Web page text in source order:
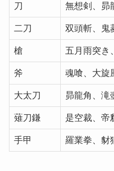
刀 無想剣、昴
二刀 双頭斬、鬼
槍 五月雨突き
斧 魂喰、大旋
大太刀 昴龍角、滝
薙刀鎌 是空裁、帝
手甲 羅業拳、豺